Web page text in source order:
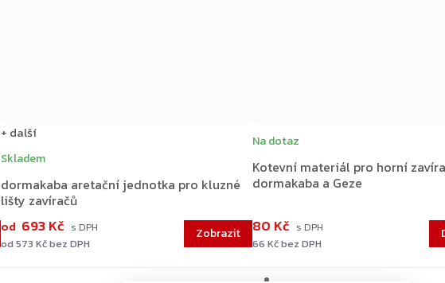
dormakaba aretační jednotka pro kluzné
lišty zavíračů
Skladem
od 573 Kč bez DPH
od 693 Kč
+ další
Kotevní materiál pro horní
dormakaba a Geze
Na dotaz
66 Kč bez DPH
80 Kč